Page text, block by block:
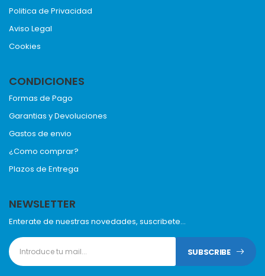
Politica de Privacidad
Aviso Legal
Cookies
CONDICIONES
Formas de Pago
Garantias y Devoluciones
Gastos de envio
¿Como comprar?
Plazos de Entrega
NEWSLETTER
Enterate de nuestras novedades, suscribete...
SUBSCRIBE